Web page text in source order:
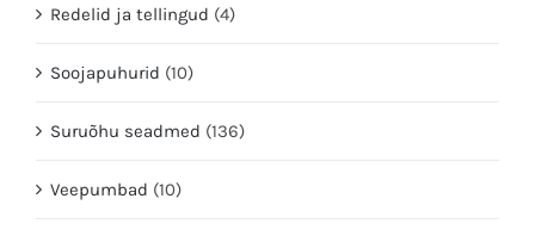
Redelid ja tellingud (4)
Soojapuhurid (10)
Suruõhu seadmed (136)
Veepumbad (10)